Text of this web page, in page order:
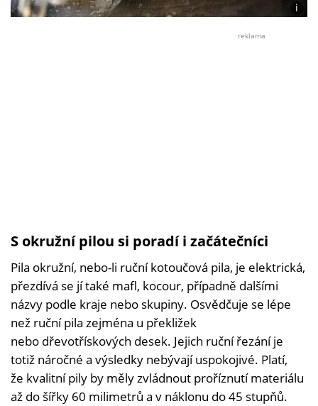
i
Foto:
reklama
S okružní pilou si poradí i začátečníci
Pila okružní, nebo-li ruční kotoučová pila, je elektrická,
přezdívá se jí také mafl, kocour, případně dalšími
názvy podle kraje nebo skupiny. Osvědčuje se lépe
než ruční pila zejména u překližek
nebo dřevotřískových desek. Jejich ruční řezání je
totiž náročné a výsledky nebývají uspokojivé. Platí,
že kvalitní pily by měly zvládnout proříznutí materiálu
až do šířky 60 milimetrů a v náklonu do 45 stupňů.